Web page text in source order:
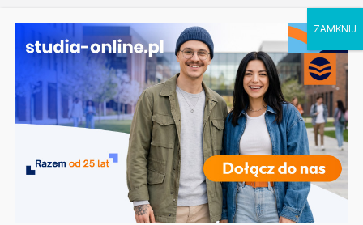
Ostatnie
wpisy:
Chemia w Opolu
Biologia w Rzeszowie
Filologia słowiańska w Krakowie
Studia historyczne w Łodzi
Analityka biznesowa i Data Science – Collegium
Da Vinci w Poznaniu